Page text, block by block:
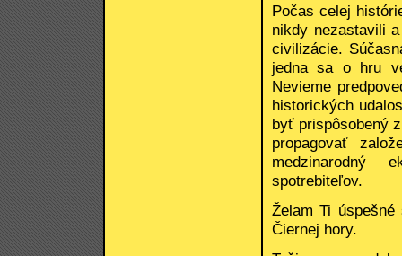
Počas celej
nikdy nezastavili
civilizácie.
jedna sa o hru
Nevieme
historických
byť prispôsobený
propagovať
medzinarodný
spotrebiteľov.
Želam Ti
Čiernej hory.